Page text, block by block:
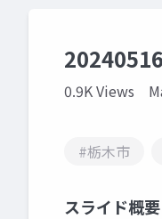
0.9K Views
#栃木市
スライド概要